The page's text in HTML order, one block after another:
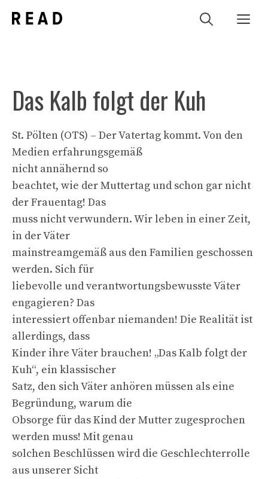
Inhalt
Das Kalb folgt der Kuh
St. Pölten (OTS) – Der Vatertag kommt. Von den
Medien erfahrungsgemäß
nicht annähernd so
beachtet, wie der Muttertag und schon gar nicht
der Frauentag! Das
muss nicht verwundern. Wir leben in einer Zeit,
in der Väter
mainstreamgemäß aus den Familien geschossen
werden. Sich für
liebevolle und verantwortungsbewusste Väter
engagieren? Das
interessiert offenbar niemanden! Die Realität ist
allerdings, dass
Kinder ihre Väter brauchen! „Das Kalb folgt der
Kuh“, ein klassischer
Satz, den sich Väter anhören müssen als eine
Begründung, warum die
Obsorge für das Kind der Mutter zugesprochen
werden muss! Mit genau
solchen Beschlüssen wird die Geschlechterrolle
aus unserer Sicht